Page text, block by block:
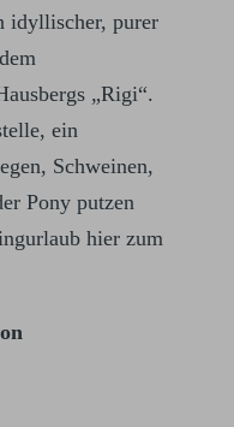
idyllischer, purer
„Rigi“.
ein
Schweinen,
Pony putzen
hier zum